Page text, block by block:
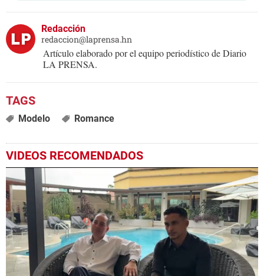
Redacción
redaccion@laprensa.hn
Artículo elaborado por el equipo periodístico de Diario
LA PRENSA.
Modelo Romance
VIDEOS RECOMENDADOS